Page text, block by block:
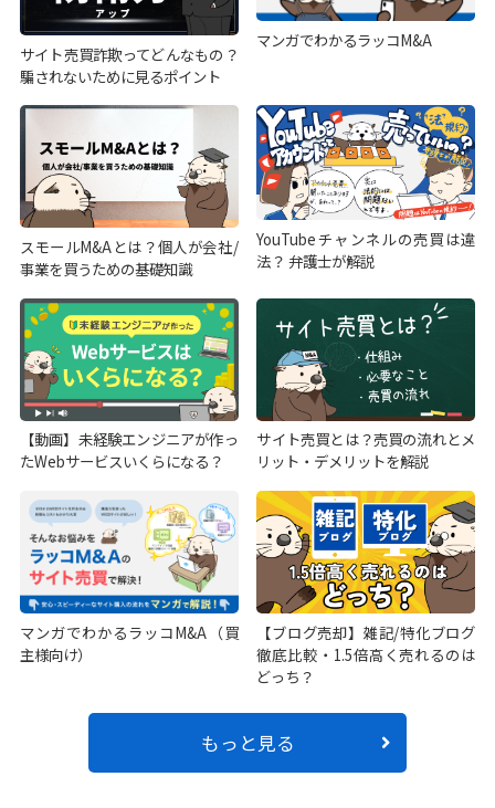
サイト売買詐欺ってどんなもの？
騙されないために見るポイント
マンガでわかるラッコM&A
スモールM&Aとは？個人が会社/
事業を買うための基礎知識
YouTubeチャンネルの売買は違
法？ 弁護士が解説
【動画】未経験エンジニアが作っ
たWebサービスいくらになる？
サイト売買とは？売買の流れとメ
リット・デメリットを解説
マンガでわかるラッコM&A（買
主様向け）
【ブログ売却】雑記/特化ブログ
徹底比較・1.5倍高く売れるのは
どっち？
もっと見る